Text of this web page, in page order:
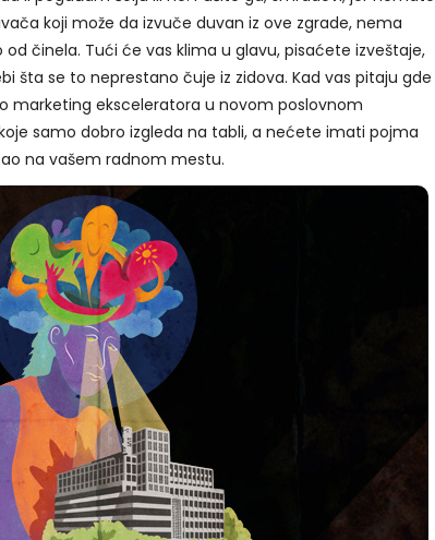
koji može da izvuče duvan iz ove zgrade, nema
činela. Tući će vas klima u glavu, pisaćete izveštaje,
šta se to neprestano čuje iz zidova. Kad vas pitaju gde
marketing eksceleratora u novom poslovnom
samo dobro izgleda na tabli, a nećete imati pojma
na vašem radnom mestu.